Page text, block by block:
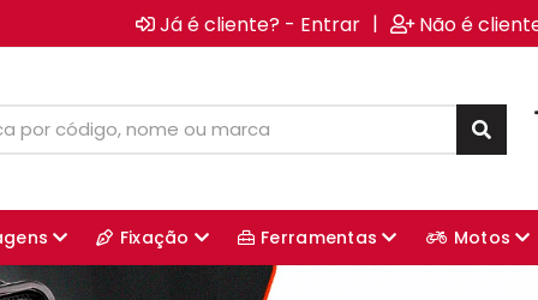
Já é cliente? - Entrar | Não é
Fixação Ferramentas Motos